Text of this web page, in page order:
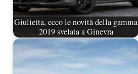
Giulietta, ecco le novità della gamma
2019 svelata a Ginevra